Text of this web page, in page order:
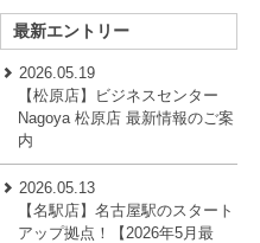
最新エントリー
2026.05.19
【松原店】ビジネスセンター
Nagoya 松原店 最新情報のご案
内
2026.05.13
【名駅店】名古屋駅のスタート
アップ拠点！【2026年5月最